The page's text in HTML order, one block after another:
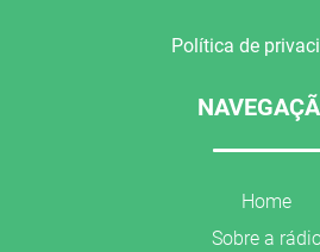
Política de
Home
Sobre a